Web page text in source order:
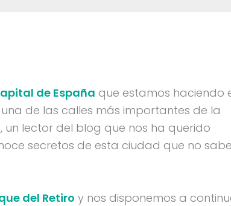
de España que estamos haciendo
de las calles más importantes de la
un lector del blog que nos ha querido
secretos de esta ciudad que no
del Retiro y nos disponemos a